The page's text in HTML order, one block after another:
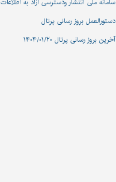
سامانه ملی انتشار و‌دسترسی آزاد به اطلاعات
دستورالعمل بروز رسانی پرتال
آخرین بروز رسانی پرتال ۱۴۰۴/۰۱/۲۰